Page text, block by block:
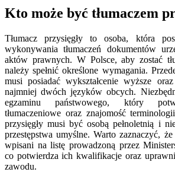
Kto może być tłumaczem
Tłumacz przysięgły to osoba, która
wykonywania tłumaczeń dokumentów
aktów prawnych. W Polsce, aby zostać
należy spełnić określone wymagania.
musi posiadać wykształcenie wyższe
najmniej dwóch języków obcych.
egzaminu państwowego, który
tłumaczeniowe oraz znajomość
przysięgły musi być osobą pełnoletnią i
przestępstwa umyślne. Warto zaznaczyć,
wpisani na listę prowadzoną przez
co potwierdza ich kwalifikacje oraz
zawodu.